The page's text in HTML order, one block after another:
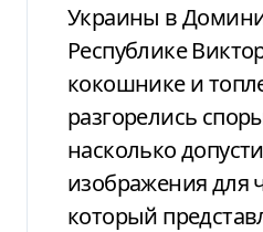
Украины в
Республике
кокошнике и
разгорелись
насколько
изображения для
который